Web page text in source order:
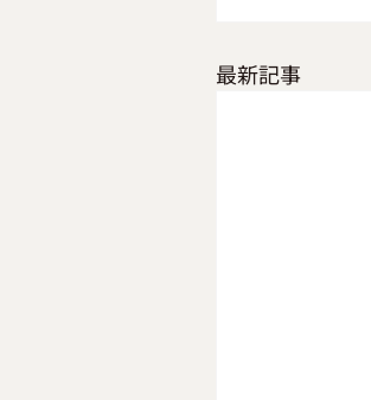
最新記事